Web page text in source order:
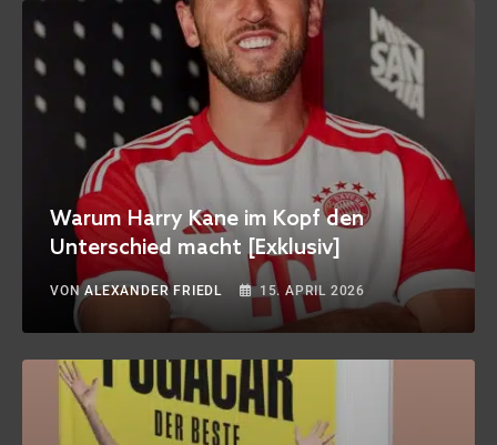
Warum Harry Kane im Kopf den
Unterschied macht [Exklusiv]
VONALEXANDER FRIEDL 15. APRIL 2026